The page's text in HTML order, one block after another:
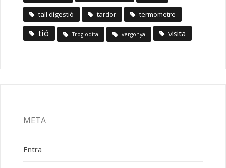
tall digestió tardor termometre
tió Troglodita vergonya visita
META
Entra